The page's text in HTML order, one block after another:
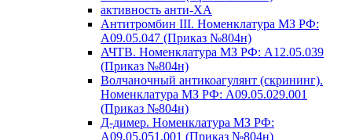
активность анти-ХА
Антитромбин III. Номенклатура МЗ РФ:
A09.05.047 (Приказ №804н)
АЧТВ. Номенклатура МЗ РФ: A12.05.039
(Приказ №804н)
Волчаночный антикоагулянт (скрининг).
Номенклатура МЗ РФ: A09.05.029.001
(Приказ №804н)
Д-димер. Номенклатура МЗ РФ:
A09.05.051.001 (Приказ №804н)